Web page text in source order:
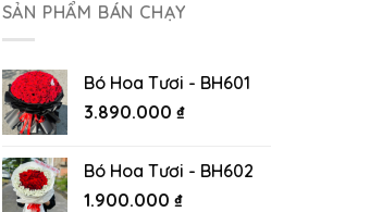
SẢN PHẨM BÁN CHẠY
Bó Hoa Tươi - BH601
3.890.000 ₫
Bó Hoa Tươi - BH602
1.900.000 ₫